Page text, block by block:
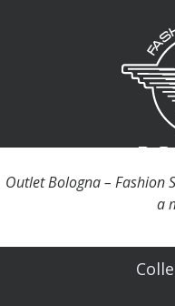
Outlet Bologna – Fashion
a